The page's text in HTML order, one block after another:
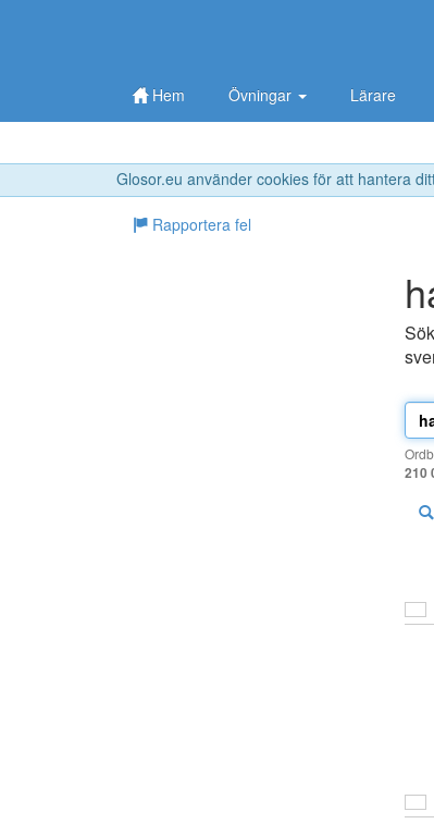
Glosor.eu använder cookies för att hantera
Hem Övningar Lärare
Rapportera fel
210